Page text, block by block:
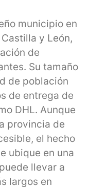
municipio en
y León,
de
Su tamaño
de población
de entrega de
DHL. Aunque
provincia de
el hecho
ubique en una
llevar a
largos en